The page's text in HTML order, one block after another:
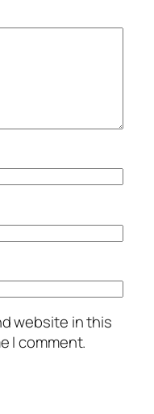
website in this
I comment.